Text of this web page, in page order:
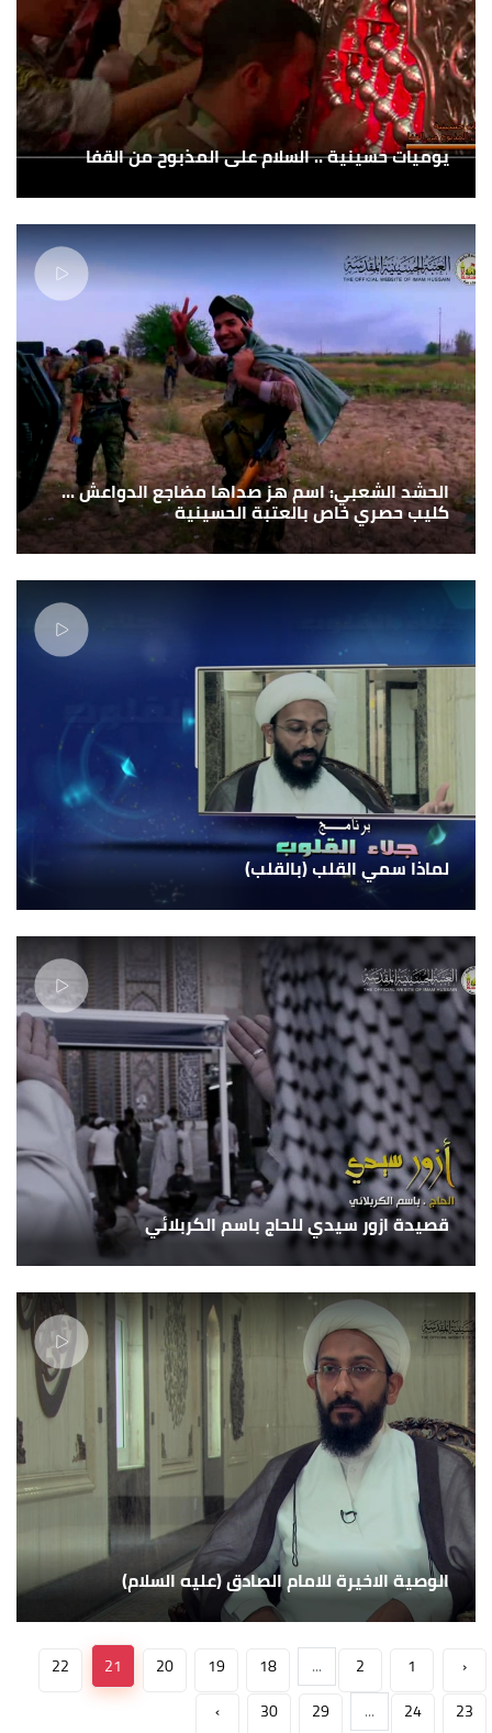
يوميات حسينية .. السلام على المذبوح من القفا
الحشد الشعبي: اسم هز صداها مضاجع الدواعش ...
كليب حصري خاص بالعتبة الحسينية
لماذا سمي القلب (بالقلب)
قصيدة ازور سيدي للحاج باسم الكربلائي
الوصية الاخيرة للامام الصادق (عليه السلام)
‹
1
2
...
18
19
20
21
22
23
24
...
29
30
›